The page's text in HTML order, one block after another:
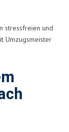
stressfreien und
Umzugsmeister